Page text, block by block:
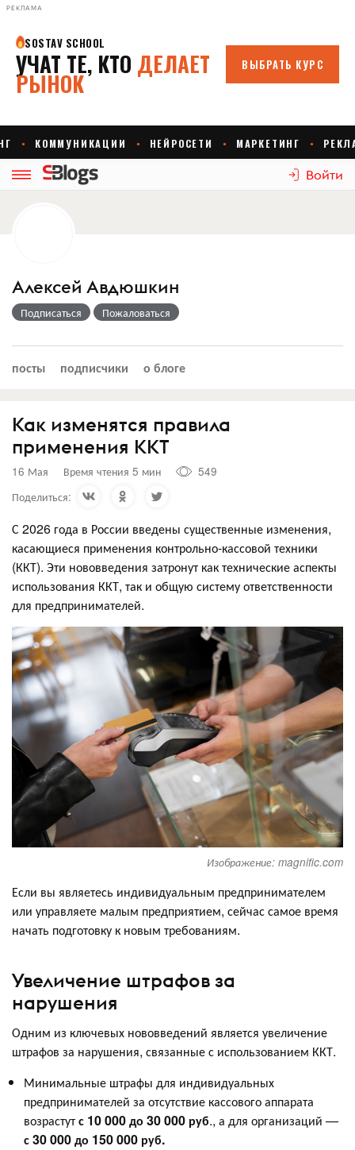
РЕКЛАМА
Войти
Алексей Авдюшкин
Подписаться Пожаловаться
посты подписчики о блоге
Как изменятся правила
применения ККТ
16 Мая Время чтения 5 мин
549
Поделиться:
С 2026 года в России введены существенные изменения,
касающиеся применения контрольно-кассовой техники
(ККТ). Эти нововведения затронут как технические аспекты
использования ККТ, так и общую систему ответственности
для предпринимателей.
Изображение: magnific.com
Если вы являетесь индивидуальным предпринимателем
или управляете малым предприятием, сейчас самое время
начать подготовку к новым требованиям.
Увеличение штрафов за
нарушения
Одним из ключевых нововведений является увеличение
штрафов за нарушения, связанные с использованием ККТ.
Минимальные штрафы для индивидуальных
предпринимателей за отсутствие кассового аппарата
возрастутс 10 000 до 30 000 руб., а для организаций —
с 30 000 до 150 000 руб.